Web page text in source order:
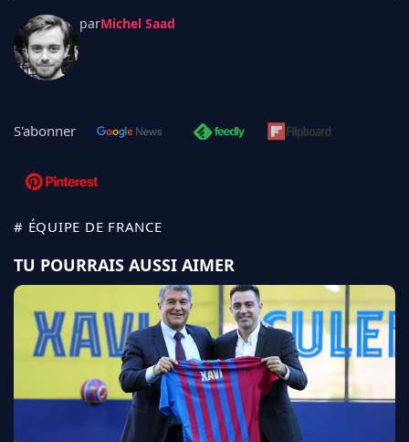
parMichel Saad
S'abonner
# ÉQUIPE DE FRANCE
TU POURRAIS AUSSI AIMER